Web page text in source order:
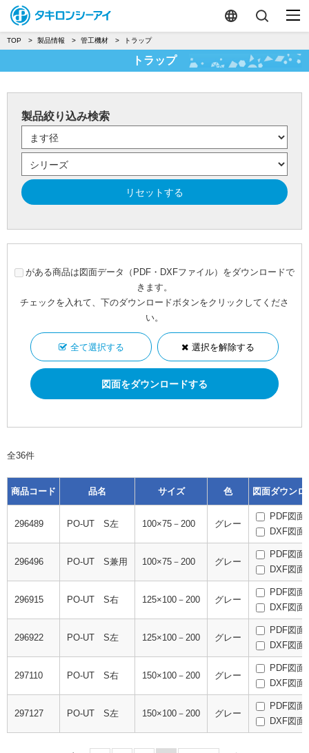
TOP 製品情報 管工機材 トラップ
トラップ
製品絞り込み検索
リセットする
がある商品は図面データ（PDF・DXFファイル）をダウンロードで
きます。
チェックを入れて、下のダウンロードボタンをクリックしてくださ
い。
全て選択する 選択を解除する
全36件
商品コード 品名 サイズ 色 図面ダウンロ
296489 PO-UT S左 100×75－200 グレー
PDF図面
DXF図面
296496 PO-UT S兼用 100×75－200 グレー
PDF図面
DXF図面
296915 PO-UT S右 125×100－200 グレー
PDF図面
DXF図面
296922 PO-UT S左 125×100－200 グレー
PDF図面
DXF図面
297110 PO-UT S右 150×100－200 グレー
PDF図面
DXF図面
297127 PO-UT S左 150×100－200 グレー
PDF図面
DXF図面